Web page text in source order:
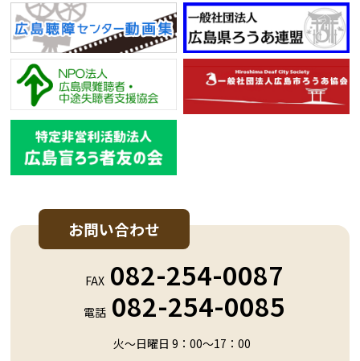
お問い合わせ
FAX 082-254-0087
電話 082-254-0085
火～日曜日 9：00～17：00